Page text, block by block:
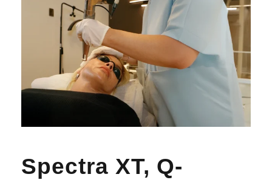
Spectra XT, Q-